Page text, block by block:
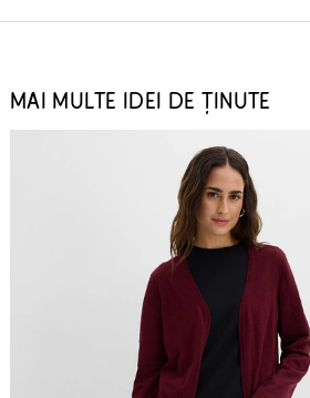
MAI MULTE IDEI DE ȚINUTE